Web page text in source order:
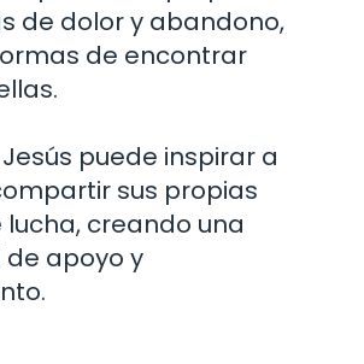
de dolor y abandono,
de encontrar
puede inspirar a
sus propias
lucha, creando una
apoyo y